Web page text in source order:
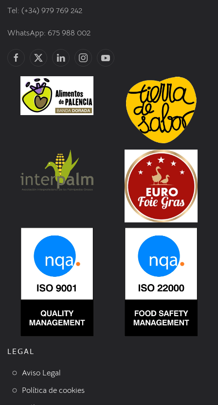
Tel: (+34) 979 769 242
WhatsApp: 675 988 002
LEGAL
Aviso Legal
Política de cookies